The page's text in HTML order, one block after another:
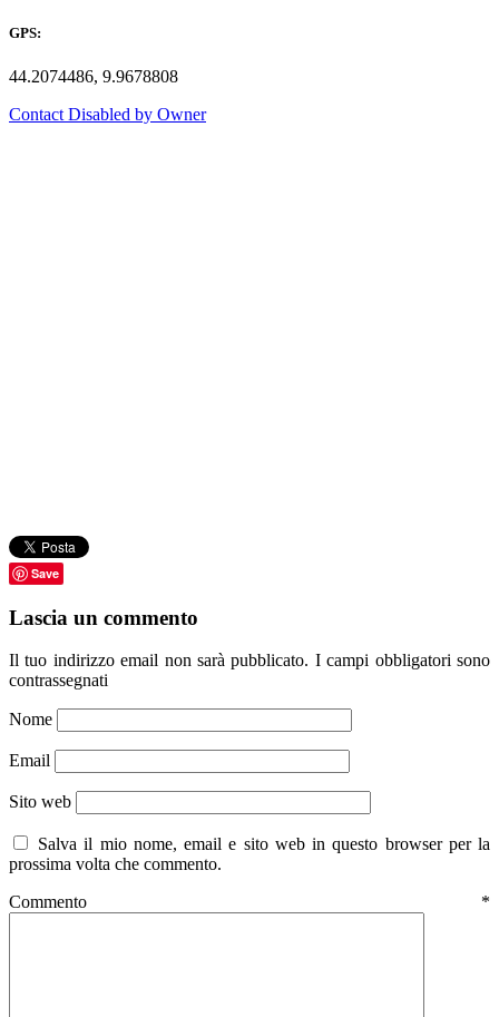
GPS:
44.2074486, 9.9678808
Contact Disabled by Owner
Save
Lascia un commento
Il tuo indirizzo email non sarà pubblicato. I campi obbligatori sono
contrassegnati
Nome
Email
Sito web
Salva il mio nome, email e sito web in questo browser per la
prossima volta che commento.
Commento *